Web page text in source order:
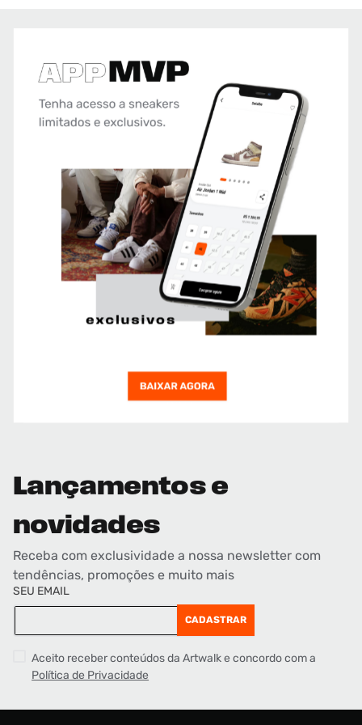
Lançamentos e
novidades
Receba com exclusividade a nossa newsletter com
tendências, promoções e muito mais
SEU EMAIL
CADASTRAR
Aceito receber conteúdos da Artwalk e concordo com a
Política de Privacidade